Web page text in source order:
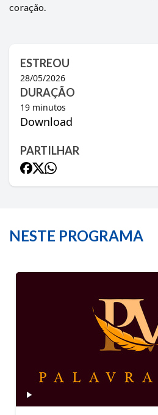
coração.
ESTREOU
28/05/2026
DURAÇÃO
19 minutos
Download
PARTILHAR
NESTE PROGRAMA